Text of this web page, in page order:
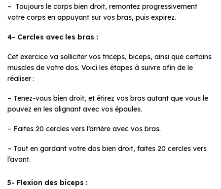
– Toujours le corps bien droit, remontez progressivement
votre corps en appuyant sur vos bras, puis expirez.
4- Cercles avec les bras :
Cet exercice va solliciter vos triceps, biceps, ainsi que certains
muscles de votre dos. Voici les étapes à suivre afin de le
réaliser :
– Tenez-vous bien droit, et étirez vos bras autant que vous le
pouvez en les alignant avec vos épaules.
– Faites 20 cercles vers l’arrière avec vos bras.
– Tout en gardant votre dos bien droit, faites 20 cercles vers
l’avant.
5- Flexion des biceps :